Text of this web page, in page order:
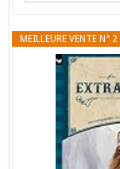
MEILLEURE VENTE N° 2